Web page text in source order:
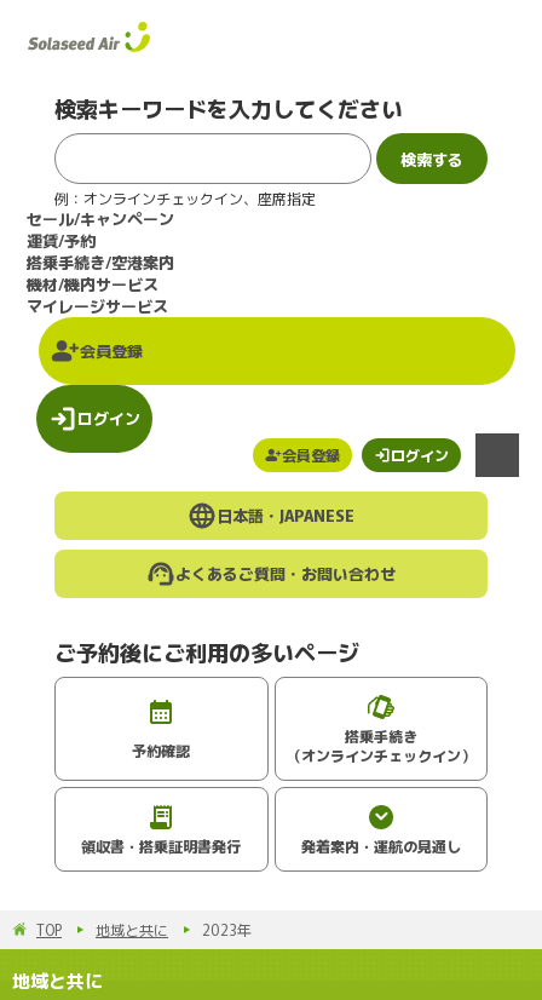
会員登録 ログイン
メニュー
検索キーワードを入力してください
例：オンラインチェックイン、座席指定
セール/キャンペーン
運賃/予約
搭乗手続き/空港案内
機材/機内サービス
マイレージサービス
会員登録
ログイン
日本語・ JAPANESE
よくあるご質問・お問い合わせ
ご予約後にご利用の多いページ
予約確認
搭乗手続き
（オンラインチェックイン）
領収書・搭乗証明書発行 発着案内・運航の見通し
TOP 地域と共に 2023年
地域と共に